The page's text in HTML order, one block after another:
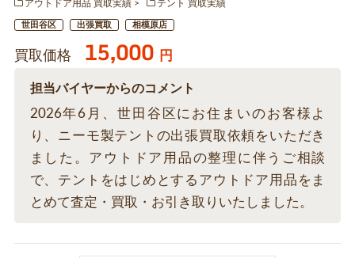
アウトドア用品 買取実績
テント 買取実績
世田谷区 出張買取 相模原店
買取価格 15,000 円
担当バイヤーからのコメント
2026年6月、世田谷区にお住まいのお客様よ
り、ニーモ製テントの出張買取依頼をいただき
ました。アウトドア用品の整理に伴うご相談
で、テントをはじめとするアウトドア用品をま
とめて査定・買取・お引き取りいたしました。